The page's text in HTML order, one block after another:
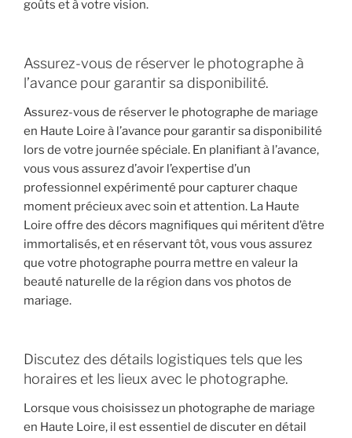
goûts et à votre vision.
Assurez-vous de réserver le photographe à
l’avance pour garantir sa disponibilité.
Assurez-vous de réserver le photographe de mariage
en Haute Loire à l’avance pour garantir sa disponibilité
lors de votre journée spéciale. En planifiant à l’avance,
vous vous assurez d’avoir l’expertise d’un
professionnel expérimenté pour capturer chaque
moment précieux avec soin et attention. La Haute
Loire offre des décors magnifiques qui méritent d’être
immortalisés, et en réservant tôt, vous vous assurez
que votre photographe pourra mettre en valeur la
beauté naturelle de la région dans vos photos de
mariage.
Discutez des détails logistiques tels que les
horaires et les lieux avec le photographe.
Lorsque vous choisissez un photographe de mariage
en Haute Loire, il est essentiel de discuter en détail